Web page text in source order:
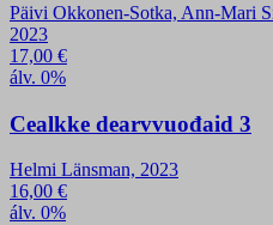
Päivi Okkonen-Sotka, Ann-Mari
2023
17,00 €
álv. 0%
Cealkke dearvvuođaid 3
Helmi Länsman, 2023
16,00 €
álv. 0%